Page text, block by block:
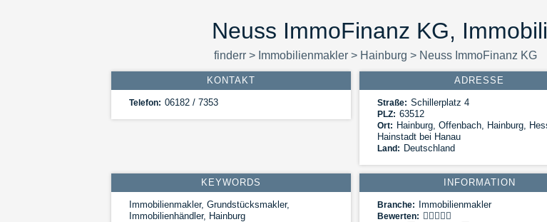
Neuss ImmoFinanz KG,
finderr> Immobilienmakler> Hainburg > Neuss ImmoFinanz KG
KONTAKT
Telefon: 06182 / 7353
ADRESSE
Straße: Schillerplatz 4
PLZ: 63512
Ort: Hainburg, Offenbach, Hainburg,
Hainstadt bei Hanau
Land: Deutschland
KEYWORDS
Immobilienmakler, Grundstücksmakler,
Immobilienhändler, Hainburg
INFORMATION
Branche: Immobilienmakler
Bewerten: